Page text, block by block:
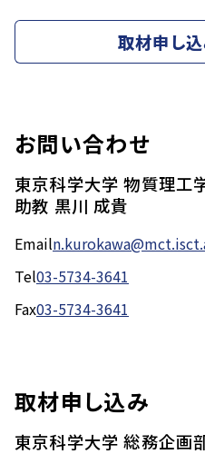
取材申し
お問い合わせ
東京科学大学 物質理工
助教 黒川 成貴
Email
Tel03-5734-3641
Fax03-5734-3641
取材申し込み
東京科学大学 総務企画